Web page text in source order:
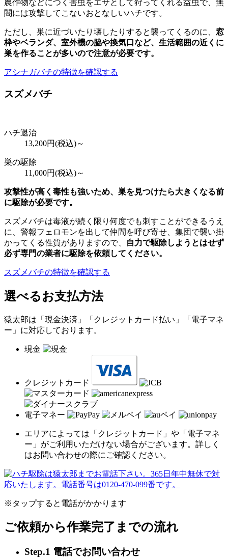
農作物などにつく害虫をエサとして狩ってくれる益虫で、無
闇には攻撃してこないおとなしいハチです。
ただし、巣に近づいたり壊したりすると襲ってくるのに、 窓
枠やベランダ、室外機の脇や換気口など、 生活範囲の近くに
巣を作ることが多いので注意が必要です。
アシナガバチの特徴を確認する
スズメバチ
ハチ退治
13,200円(税込)～
巣の駆除
11,000円(税込)～
攻撃性が高く毒性も強いため、巣を見つけたら大きくなる前
に駆除が必要です。
スズメバチは毒液が続く限り何度でも刺すことができるうえ
に、警報フェロモンを出して仲間を呼び寄せ、集団で襲い掛
かってくる性質がありますので、
自力で駆除しようとはせず
必ず専門の業者に駆除を依頼してください。
スズメバチの特徴を確認する
選べるお支払方法
猿太郎は「現金決済」「クレジットカード払い」「電子マネ
ー」に対応しております。
現金
クレジットカード
電子マネー
エリアによっては「クレジットカード」や「電子マネ
ー」がご利用いただけない場合がございます。詳しく
はお問い合わせの際にご確認ください。
※タップすると電話がかかります
ご依頼から作業完了までの流れ
Step.1 電話でお問い合わせ